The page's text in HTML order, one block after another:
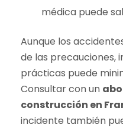
médica puede
Aunque los
de las precauciones,
prácticas puede
Consultar con un
construcción en
incidente también